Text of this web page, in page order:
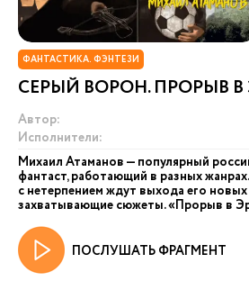
ФАНТАСТИКА. ФЭНТЕЗИ
СЕРЫЙ ВОРОН. ПРОРЫВ
Автор:
Исполнители:
Михаил Атаманов — популярный
фантаст, работающий в разных
с нетерпением ждут выхода его новых
захватывающие сюжеты. «Прорыв в
ПОСЛУШАТЬ ФРАГМЕНТ